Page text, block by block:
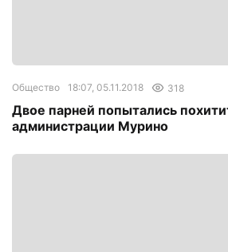
Общество 18:07, 05.11.2018 318
Двое парней попытались
администрации Мурино